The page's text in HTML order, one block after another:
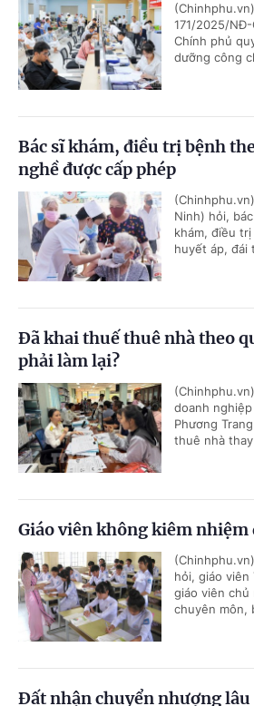
171/2025/
Chính phủ
dưỡng công
Bác sĩ khám, điều trị bệnh
nghề được cấp phép
Ninh) hỏi,
khám, điều
huyết áp, đái
Đã khai thuế thuê nhà theo
phải làm lại?
doanh nghiệp
Phương
thuê nhà
Giáo viên không kiêm nhiệm
hỏi, giáo viên
giáo viên chủ
chuyên môn,
Đất nhận chuyển nhượng